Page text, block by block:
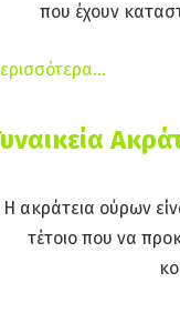
που έχουν
Η ακράτεια ούρων
τέτοιο που να